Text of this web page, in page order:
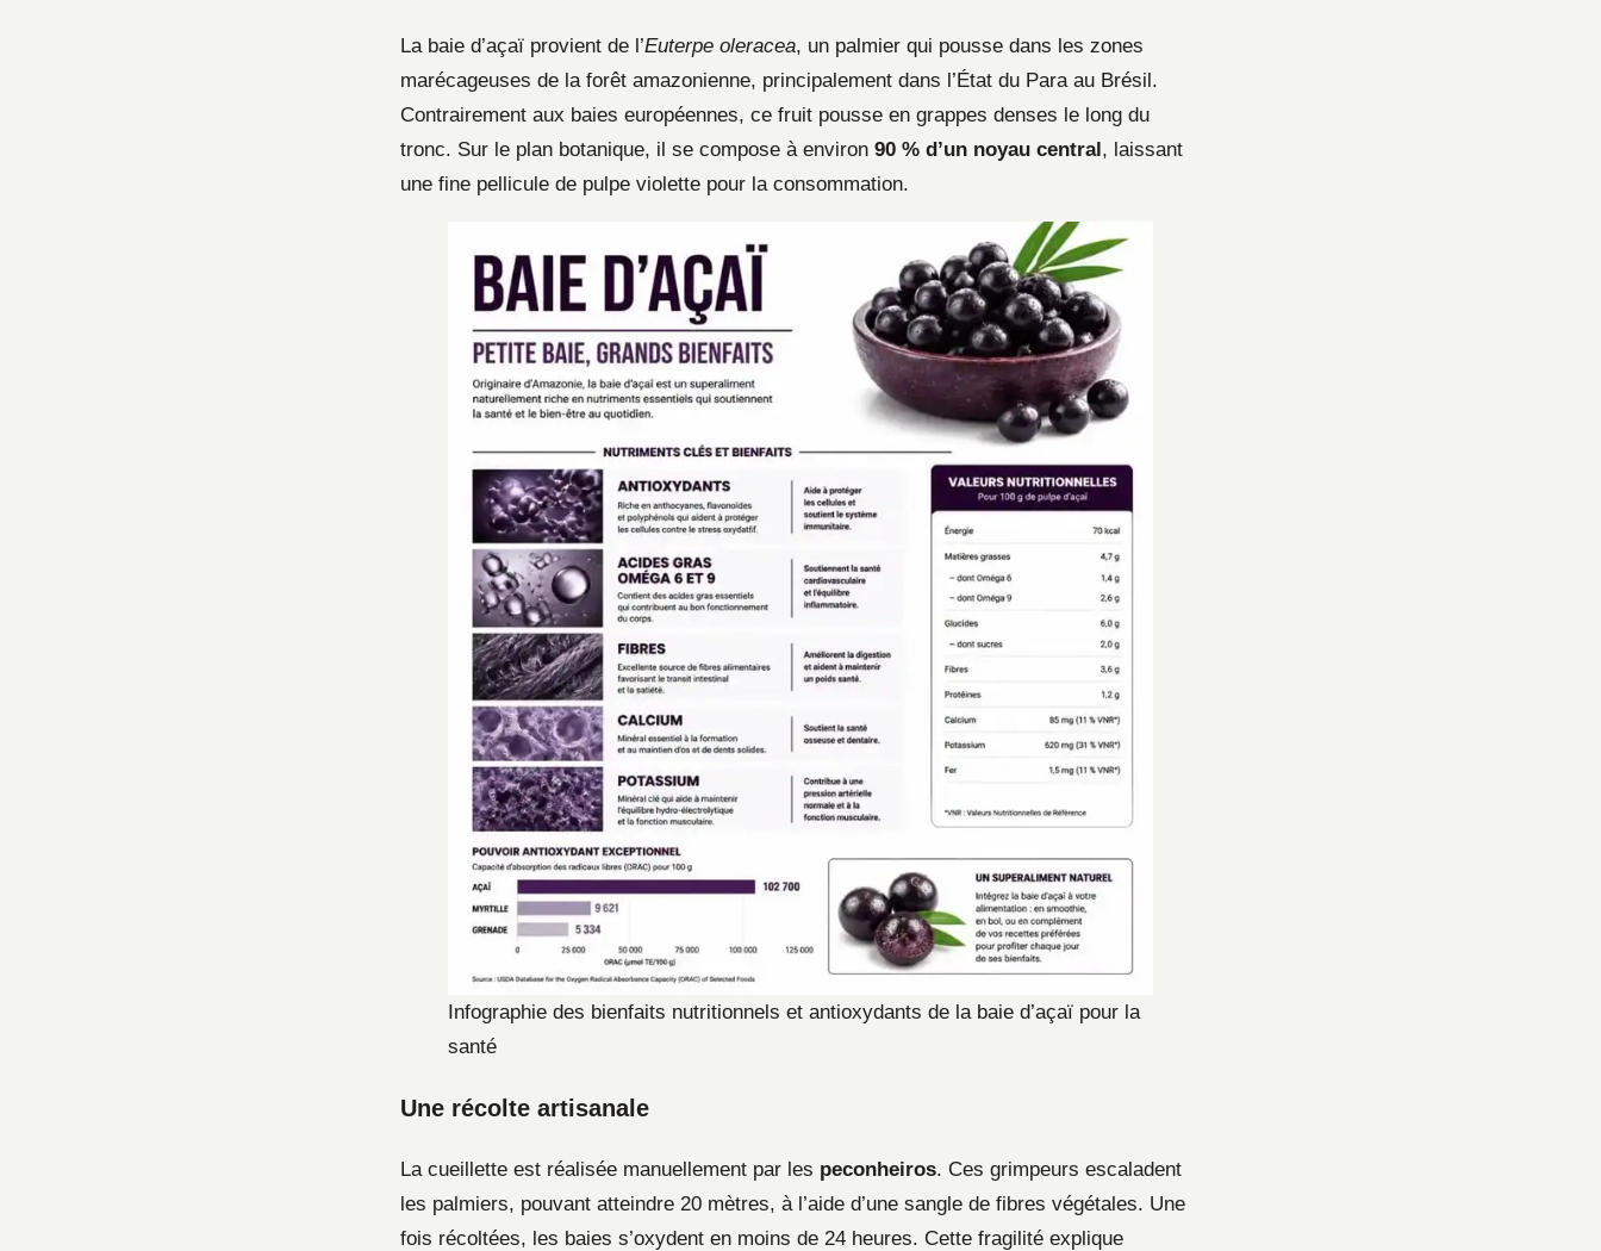
La baie d’açaï provient de l’Euterpe oleracea, un palmier qui pousse dans les zones
marécageuses de la forêt amazonienne, principalement dans l’État du Para au Brésil.
Contrairement aux baies européennes, ce fruit pousse en grappes denses le long du
tronc. Sur le plan botanique, il se compose à environ 90 % d’un noyau central, laissant
une fine pellicule de pulpe violette pour la consommation.
Infographie des bienfaits nutritionnels et antioxydants de la baie d’açaï pour la
santé
Une récolte artisanale
La cueillette est réalisée manuellement par les peconheiros. Ces grimpeurs escaladent
les palmiers, pouvant atteindre 20 mètres, à l’aide d’une sangle de fibres végétales. Une
fois récoltées, les baies s’oxydent en moins de 24 heures. Cette fragilité explique